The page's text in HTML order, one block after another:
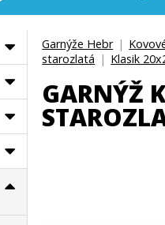
Garnýže Hebr |
starozlatá | Klasik
GARNÝŽ